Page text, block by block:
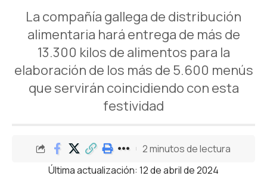
La compañía gallega de distribución
alimentaria hará entrega de más de
13.300 kilos de alimentos para la
elaboración de los más de 5.600 menús
que servirán coincidiendo con esta
festividad
Última actualización: 12 de abril de 2024
2 minutos de lectura